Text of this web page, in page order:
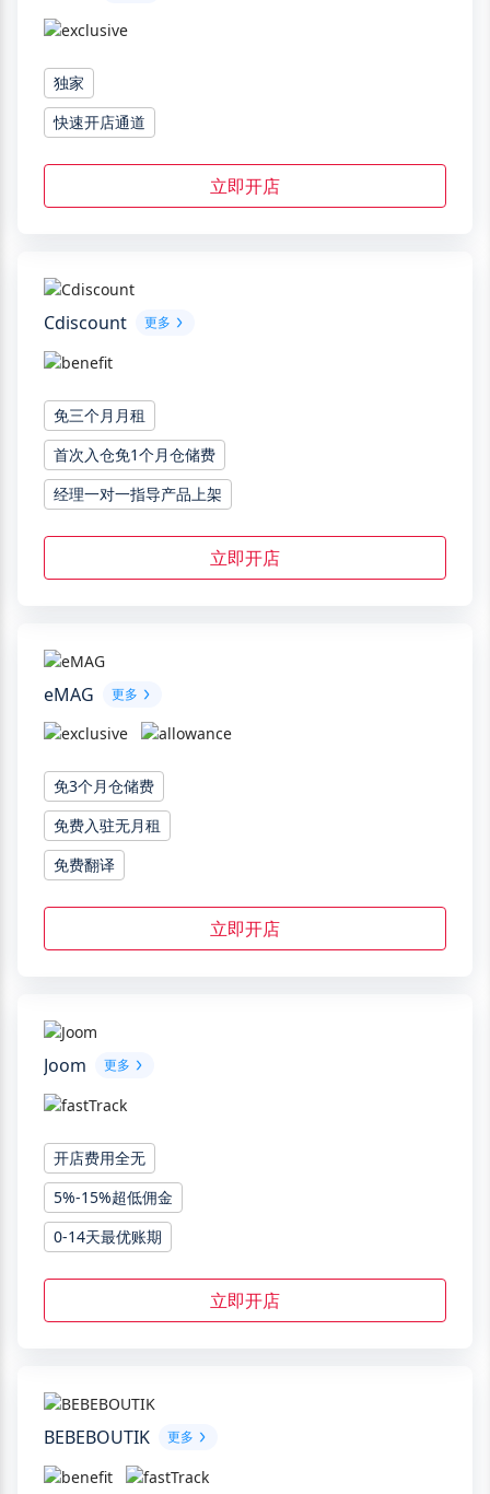
独家
快速开店通道
立即开店
Cdiscount 更多
免三个月月租
首次入仓免1个月仓储费
经理一对一指导产品上架
立即开店
eMAG 更多
免3个月仓储费
免费入驻无月租
免费翻译
立即开店
Joom 更多
开店费用全无
5%-15%超低佣金
0-14天最优账期
立即开店
BEBEBOUTIK 更多